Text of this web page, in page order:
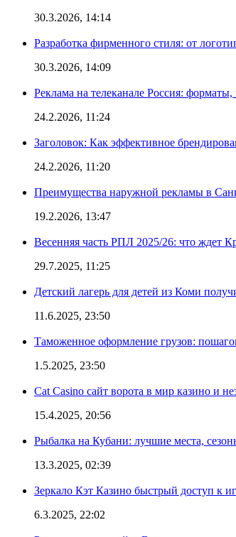
30.3.2026, 14:14
Разработка фирменного стиля: от
30.3.2026, 14:09
Реклама на телеканале Россия: форматы,
24.2.2026, 11:24
Заголовок: Как эффективное
24.2.2026, 11:20
Преимущества наружной рекламы в
19.2.2026, 13:47
Весенняя часть РПЛ 2025/26: что ждет
29.7.2025, 11:25
Детский лагерь для детей из Коми
11.6.2025, 23:50
Таможенное оформление грузов:
1.5.2025, 23:50
Cat Casino сайт ворота в мир казино и
15.4.2025, 20:56
Рыбалка на Кубани: лучшие места,
13.3.2025, 02:39
Зеркало Кэт Казино быстрый доступ к
6.3.2025, 22:02